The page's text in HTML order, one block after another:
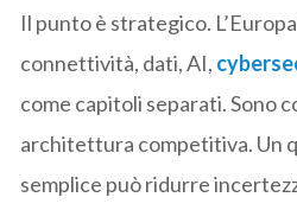
Il punto è strategico.
connettività, dati, AI,
come capitoli separati. Sono
architettura competitiva. Un
semplice può ridurre